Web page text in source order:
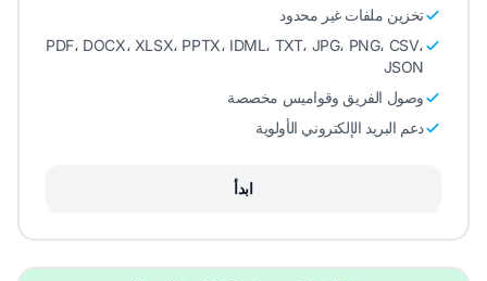
تخزين ملفات غير محدود
PDF، DOCX، XLSX، PPTX، IDML، TXT، JPG، PNG، CSV،
JSON
وصول الفريق وقواميس مخصصة
دعم البريد الإلكتروني الأولوية
ابدأ